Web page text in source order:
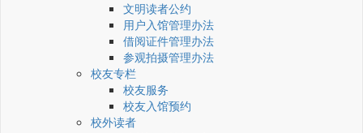
文明读者公约
用户入馆管理办法
借阅证件管理办法
参观拍摄管理办法
校友专栏
校友服务
校友入馆预约
校外读者